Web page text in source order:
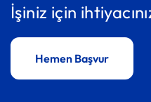
İşiniz için
Hemen Başvur